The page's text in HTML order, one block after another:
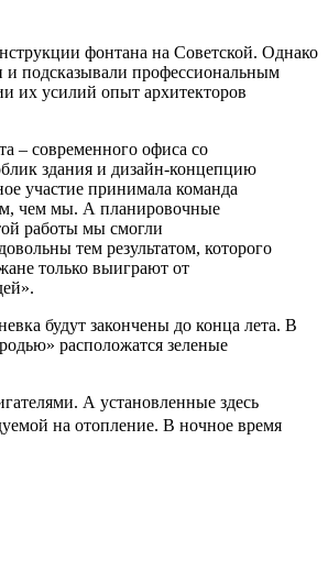
фонтана на Советской. Однако
подсказывали профессиональным
их усилий опыт архитекторов
– современного офиса со
здания и дизайн-концепцию
участие принимала команда
чем мы. А планировочные
работы мы смогли
тем результатом, которого
только выиграют от
будут закончены до конца лета. В
расположатся зеленые
А установленные здесь
на отопление. В ночное время